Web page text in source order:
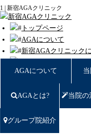
1 | 新宿AGAクリニック
トップページ
AGAについて
新宿AGAクリニック
円形脱毛
症例写真
治療の流れ
AGAについて
AGAとは? 当院の
グループ院紹介